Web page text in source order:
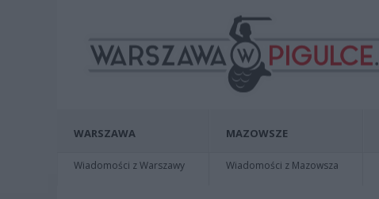
WARSZAWA
Wiadomości z Warszawy
MAZOWSZE
Wiadomości z Mazowsza